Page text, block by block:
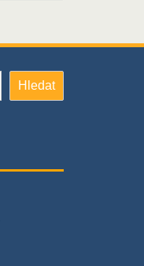
Hledat